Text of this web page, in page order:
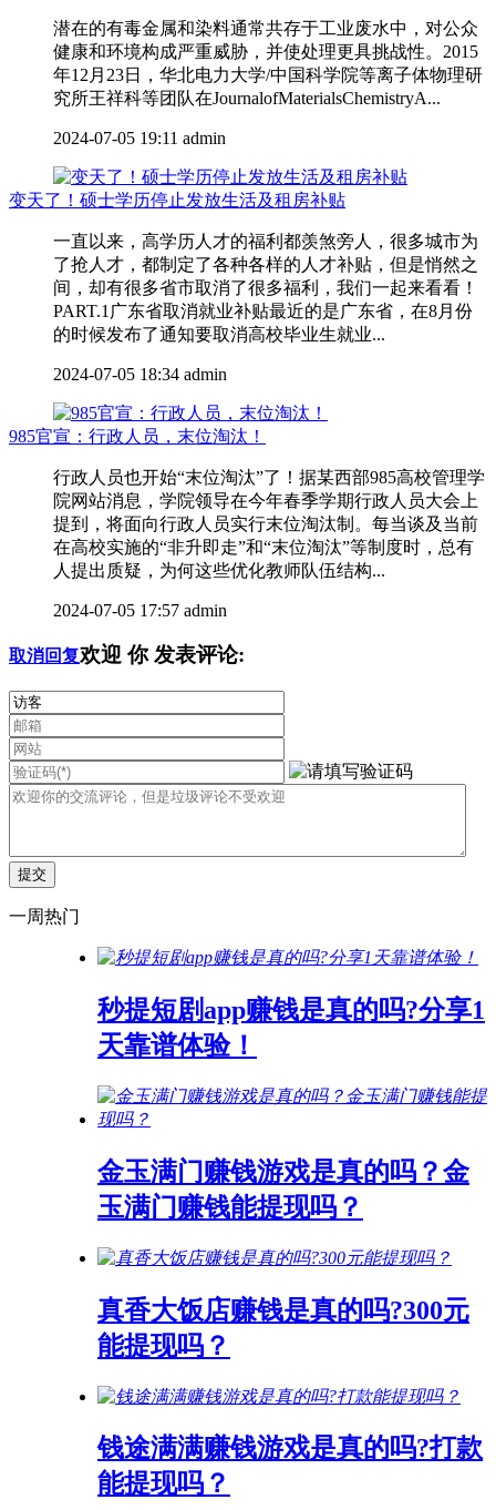
潜在的有毒金属和染料通常共存于工业废水中，对公众
健康和环境构成严重威胁，并使处理更具挑战性。2015
年12月23日，华北电力大学/中国科学院等离子体物理研
究所王祥科等团队在JournalofMaterialsChemistryA...
2024-07-05 19:11 admin
变天了！硕士学历停止发放生活及租房补贴
一直以来，高学历人才的福利都羡煞旁人，很多城市为
了抢人才，都制定了各种各样的人才补贴，但是悄然之
间，却有很多省市取消了很多福利，我们一起来看看！
PART.1广东省取消就业补贴最近的是广东省，在8月份
的时候发布了通知要取消高校毕业生就业...
2024-07-05 18:34 admin
985官宣：行政人员，末位淘汰！
行政人员也开始“末位淘汰”了！据某西部985高校管理学
院网站消息，学院领导在今年春季学期行政人员大会上
提到，将面向行政人员实行末位淘汰制。每当谈及当前
在高校实施的“非升即走”和“末位淘汰”等制度时，总有
人提出质疑，为何这些优化教师队伍结构...
2024-07-05 17:57 admin
取消回复欢迎 你发表评论:
一周热门
秒提短剧app赚钱是真的吗?分享1
天靠谱体验！
金玉满门赚钱游戏是真的吗？金
玉满门赚钱能提现吗？
真香大饭店赚钱是真的吗?300元
能提现吗？
钱途满满赚钱游戏是真的吗?打款
能提现吗？